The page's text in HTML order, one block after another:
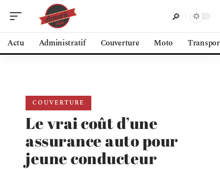
Actu Administratif Couverture Moto
COUVERTURE
Le vrai coût d’une
assurance auto pour
jeune conducteur